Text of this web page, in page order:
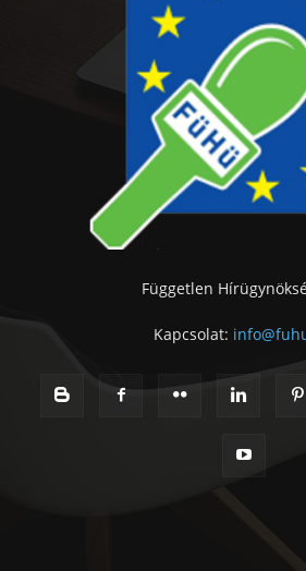
Független
Kapcsolat: